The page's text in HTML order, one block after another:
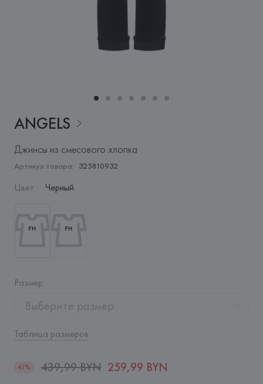
ANGELS
Джинсы из смесового хлопка
Артикул товара: 325810932
Цвет: Черный
Размер:
Выберите размер
Таблица размеров
41% 439,99 BYN 259,99 BYN